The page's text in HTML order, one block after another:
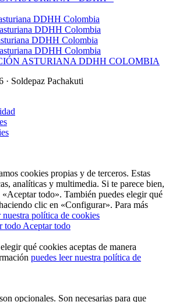
DDHH Colombia
DDHH Colombia
DDHH Colombia
DDHH Colombia
ASTURIANA DDHH COLOMBIA
Soldepaz Pachakuti
cookies propias y de terceros. Estas
analíticas y multimedia. Si te parece bien,
todo». También puedes elegir qué
clic en «Configurar». Para más
nuestra política de cookies
todo Aceptar todo
qué cookies aceptas de manera
puedes leer nuestra política de
opcionales. Son necesarias para que